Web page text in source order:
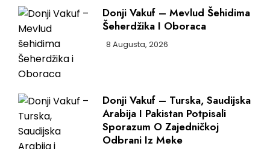
Donji Vakuf – Mevlud Šehidima
Šeherdžika I Oboraca
8 Augusta, 2026
Donji Vakuf – Turska, Saudijska
Arabija I Pakistan Potpisali
Sporazum O Zajedničkoj
Odbrani Iz Meke